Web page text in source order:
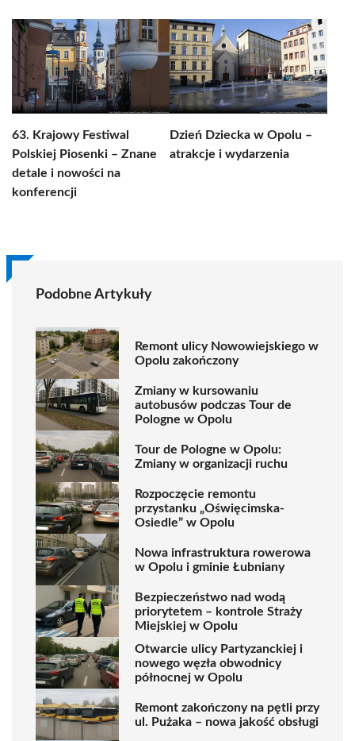
63. Krajowy Festiwal
Polskiej Piosenki – Znane
detale i nowości na
konferencji
Dzień Dziecka w Opolu –
atrakcje i wydarzenia
Podobne Artykuły
Remont ulicy Nowowiejskiego w
Opolu zakończony
Zmiany w kursowaniu
autobusów podczas Tour de
Pologne w Opolu
Tour de Pologne w Opolu:
Zmiany w organizacji ruchu
Rozpoczęcie remontu
przystanku „Oświęcimska-
Osiedle” w Opolu
Nowa infrastruktura rowerowa
w Opolu i gminie Łubniany
Bezpieczeństwo nad wodą
priorytetem – kontrole Straży
Miejskiej w Opolu
Otwarcie ulicy Partyzanckiej i
nowego węzła obwodnicy
północnej w Opolu
Remont zakończony na pętli przy
ul. Pużaka – nowa jakość obsługi